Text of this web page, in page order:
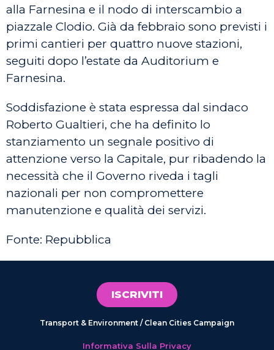
alla Farnesina e il nodo di interscambio a
piazzale Clodio. Già da febbraio sono previsti i
primi cantieri per quattro nuove stazioni,
seguiti dopo l’estate da Auditorium e
Farnesina.
Soddisfazione è stata espressa dal sindaco
Roberto Gualtieri, che ha definito lo
stanziamento un segnale positivo di
attenzione verso la Capitale, pur ribadendo la
necessità che il Governo riveda i tagli
nazionali per non compromettere
manutenzione e qualità dei servizi.
Fonte: Repubblica
ISCRIVITI
Transport & Environment / Clean Cities Campaign
Informativa Sulla Privacy